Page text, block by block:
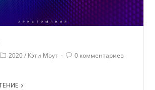
2020 / Кэти Моут 0 комментариев